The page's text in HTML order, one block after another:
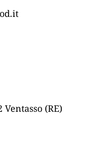
(RE)